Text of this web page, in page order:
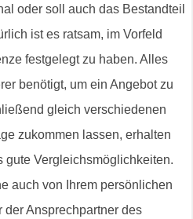
oder soll auch das Bestandteil
ist es ratsam, im Vorfeld
festgelegt zu haben. Alles
benötigt, um ein Angebot zu
gleich verschiedenen
zukommen lassen, erhalten
gute Vergleichsmöglichkeiten.
auch von Ihrem persönlichen
der Ansprechpartner des